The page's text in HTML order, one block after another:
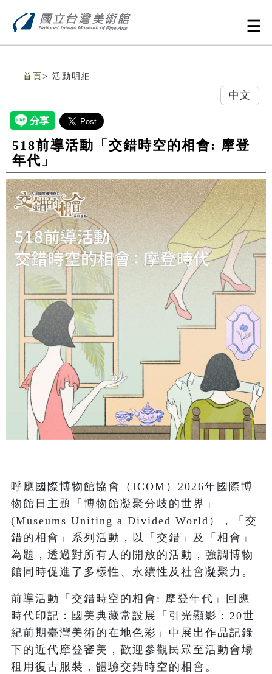
::: 首頁 > 活動明細
中文
518前導活動「交錯時空的相會: 摩登
年代」
呼應國際博物館協會（ICOM）2026年國際博
物館日主題「博物館凝聚分歧的世界」
(Museums Uniting a Divided World），「交
錯的相會」系列活動，以「交錯」及「相會」
為題，透過對所有人的開放的活動，強調博物
館同時促進了多樣性、永續性及社會凝聚力。
前導活動「交錯時空的相會: 摩登年代」回應
時代印記：國美典藏常設展「引光顯影：20世
紀前期臺灣美術的在地色彩」中展出作品記錄
下的近代摩登審美，歡迎參觀民眾至活動會場
租用復古服裝，體驗交錯時空的相會。